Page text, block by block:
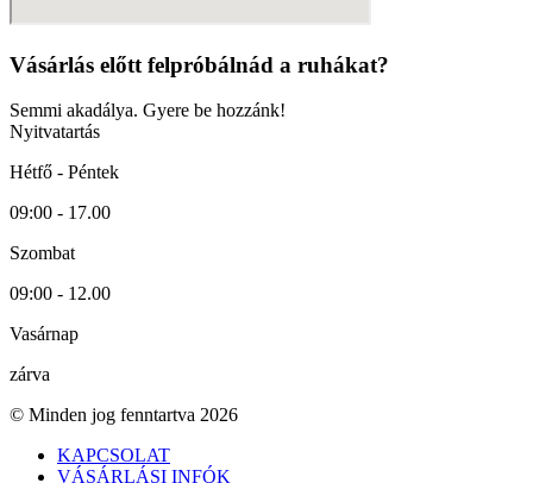
Vásárlás előtt felpróbálnád a ruhákat?
Semmi akadálya. Gyere be hozzánk!
Nyitvatartás
Hétfő - Péntek
09:00 - 17.00
Szombat
09:00 - 12.00
Vasárnap
zárva
© Minden jog fenntartva 2026
KAPCSOLAT
VÁSÁRLÁSI INFÓK